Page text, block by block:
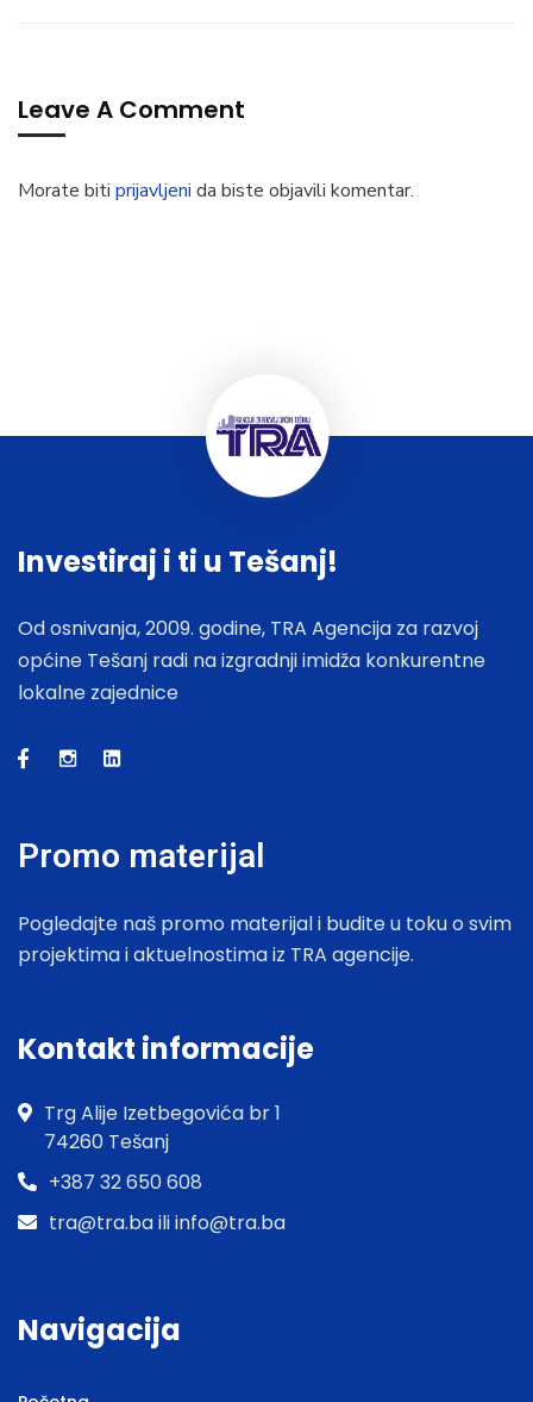
Leave A Comment
Morate biti prijavljeni da biste objavili komentar.
Investiraj i ti u Tešanj!
Od osnivanja, 2009. godine, TRA Agencija za razvoj
općine Tešanj radi na izgradnji imidža konkurentne
lokalne zajednice
Promo materijal
Pogledajte naš promo materijal i budite u toku o svim
projektima i aktuelnostima iz TRA agencije.
Kontakt informacije
Trg Alije Izetbegovića br 1
74260 Tešanj
+387 32 650 608
tra@tra.ba ili info@tra.ba
Navigacija